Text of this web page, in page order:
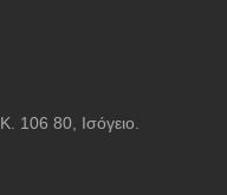
106 80, Ισόγειο.